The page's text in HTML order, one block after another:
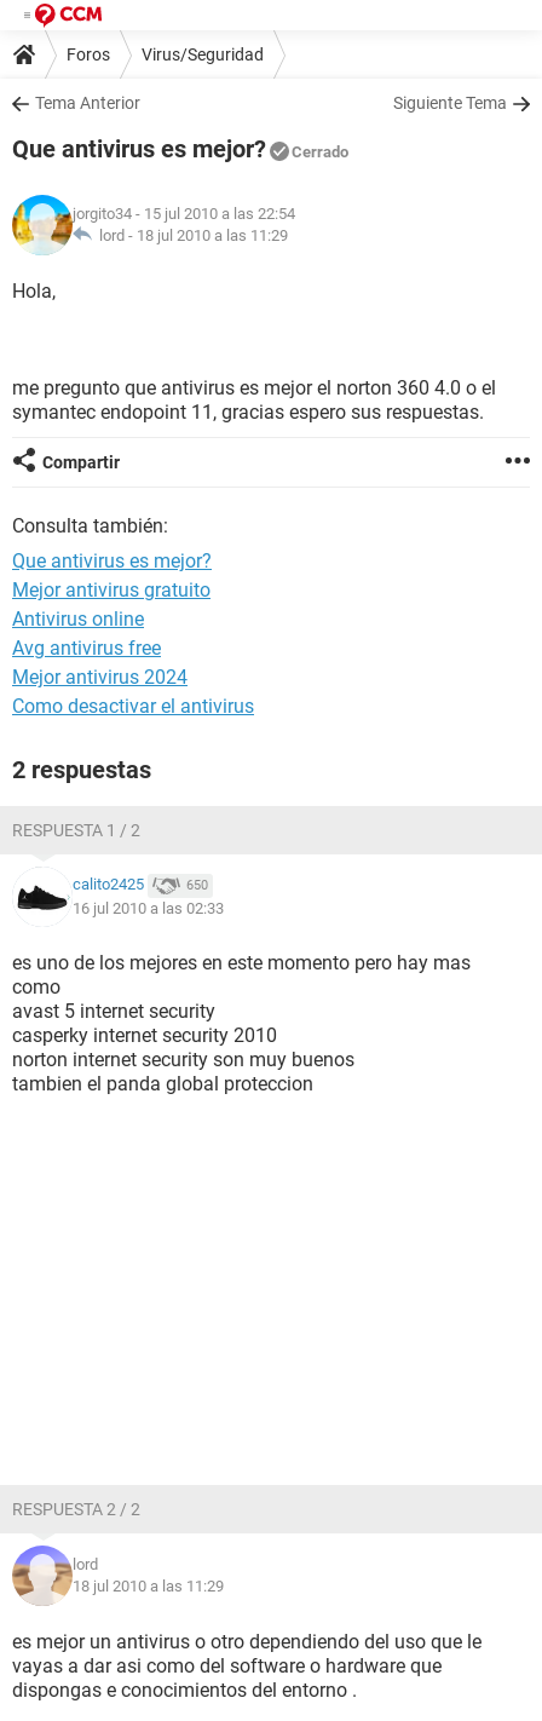
Foros Virus/Seguridad
Tema Anterior Siguiente Tema
Que antivirus es mejor? Cerrado
jorgito34 - 15 jul 2010 a las 22:54
lord - 18 jul 2010 a las 11:29
Hola,
me pregunto que antivirus es mejor el norton 360 4.0 o el
symantec endopoint 11, gracias espero sus respuestas.
Compartir
Consulta también:
Que antivirus es mejor?
Mejor antivirus gratuito
Antivirus online
Avg antivirus free
Mejor antivirus 2024
Como desactivar el antivirus
2 respuestas
RESPUESTA 1 / 2
calito2425 650
16 jul 2010 a las 02:33
es uno de los mejores en este momento pero hay mas
como
avast 5 internet security
casperky internet security 2010
norton internet security son muy buenos
tambien el panda global proteccion
RESPUESTA 2 / 2
lord
18 jul 2010 a las 11:29
es mejor un antivirus o otro dependiendo del uso que le
vayas a dar asi como del software o hardware que
dispongas e conocimientos del entorno .